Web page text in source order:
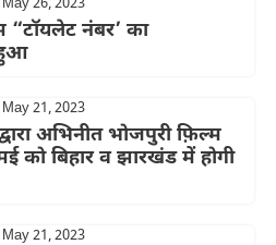
May 26, 2023
नंबर’ का
May 21, 2023
अभिनीत भोजपुरी फ़िल्म
को बिहार व झारखंड में होगी
May 21, 2023